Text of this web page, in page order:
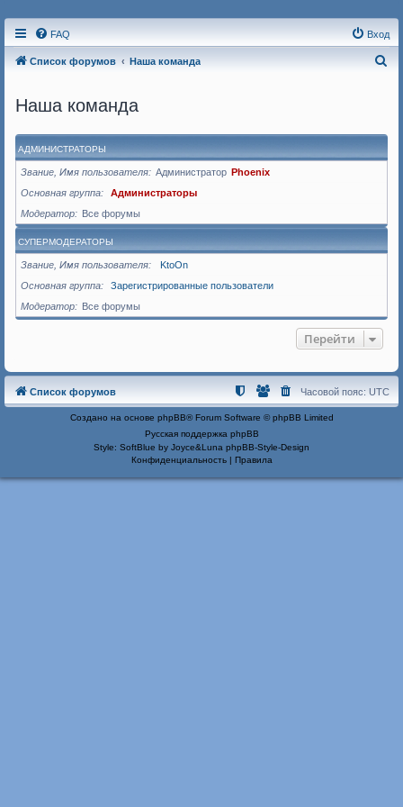
FAQ Вход
Список форумов Наша команда
Наша команда
АДМИНИСТРАТОРЫ
Звание, Имя пользователя Администратор Phoenix
Основная группа
Администраторы
Модератор
Все форумы
СУПЕРМОДЕРАТОРЫ
Звание, Имя пользователя
KtoOn
Основная группа
Зарегистрированные пользователи
Модератор
Все форумы
Перейти
Список форумов Часовой пояс: UTC
Создано на основе phpBB® Forum Software © phpBB Limited
Русская поддержка phpBB
Style: SoftBlue by Joyce&Luna phpBB-Style-Design
Конфиденциальность| Правила